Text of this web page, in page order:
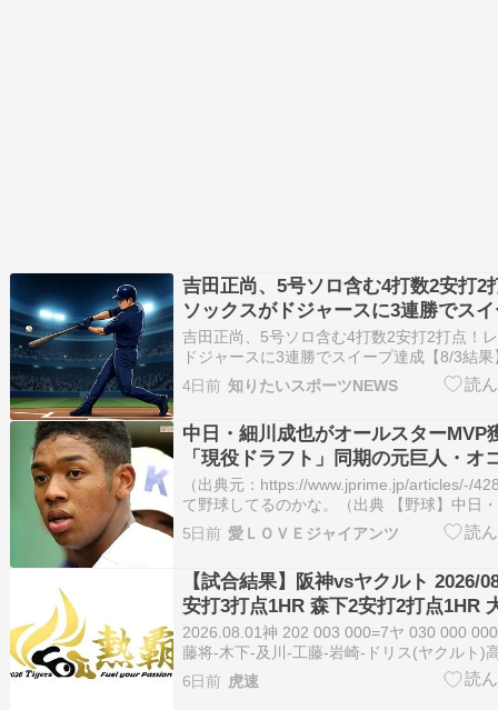
吉田正尚、5号ソロ含む4打数2安打2
ソックスがドジャースに3連勝でス
【8/3結果】
吉田正尚、5号ソロ含む4打数2安打2打点！
ドジャースに3連勝でスイープ達成【8/3結
よるイメージです 日本時間8月3日（月）、
ジャースは本拠地でボストン・レッドソッ
4日前 知りたいスポーツNEWS
中日・細川成也がオールスターMVP
「現役ドラフト」同期の元巨人・オ
キシコ移籍後に“SNS更新停止”の謎
（出典元：https://www.jprime.jp/articles/-/
て野球してるのかな。（出典 【野球】中日
ルスターMVP獲得ウラで、「現役ドラフト
オコエ瑠偉がメキシコ移籍後に“SNS更新停
5日前 愛ＬＯＶＥジャイアンツ
【試合結果】阪神vsヤクルト 2026/
安打3打点1HR 森下2安打2打点1HR
点 近本2安打 及川＆ドリス好救援】
2026.08.01神 202 003 000=7ヤ 030 000
藤将-木下-及川-工藤-岩崎-ドリス(ヤクルト)
ち投手]伊藤将1勝1敗[セーブ]ドリス19Ｓ[負
敗[本塁打](阪神)森下25号（3）坂本3号（…
6日前 虎速